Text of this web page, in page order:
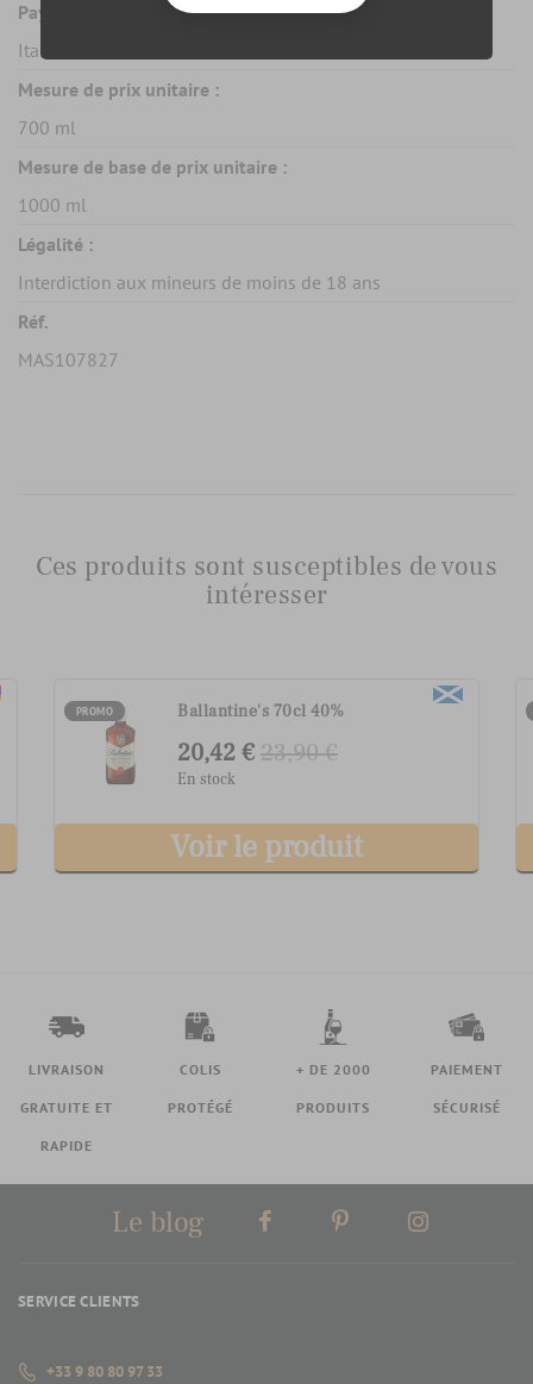
Pays :
Italie
Mesure de prix unitaire :
700 ml
Mesure de base de prix unitaire :
1000 ml
Légalité :
Interdiction aux mineurs de moins de 18 ans
Réf.
MAS107827
Ces produits sont susceptibles de vous
intéresser
Ballantine's 70cl 40%
20,42 €23,90 €
En stock
Voir le produit
LIVRAISON
GRATUITE ET
RAPIDE
COLIS
PROTÉGÉ
+ DE 2000
PRODUITS
PAIEMENT
SÉCURISÉ
Le blog
SERVICE CLIENTS
+33 9 80 80 97 33